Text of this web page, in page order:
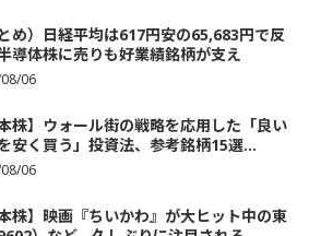
とめ）日経平均は617円安の65,683円で反
体株に売りも好業績銘柄が支え
06
本株】ウォール街の戦略を応用した「良い
安く買う」投資法、参考銘柄15選...
06
本株】映画『ちいかわ』が大ヒット中の東